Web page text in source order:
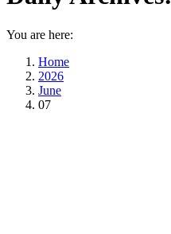
You are here:
Home
2026
June
07